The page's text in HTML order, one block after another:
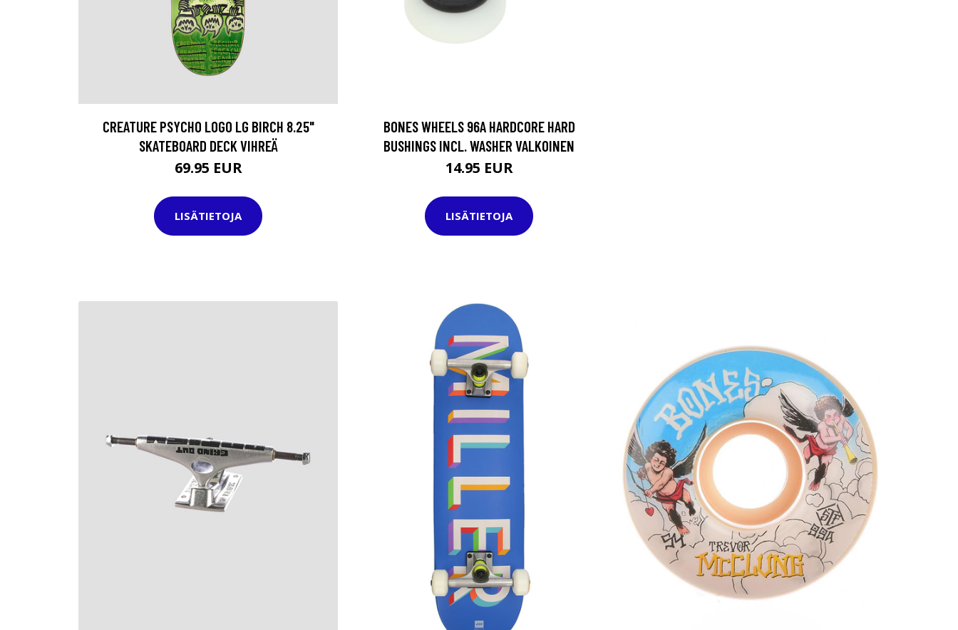
CREATURE PSYCHO LOGO LG BIRCH 8.25"
SKATEBOARD DECK VIHREÄ
69.95 EUR
LISÄTIETOJA
BONES WHEELS 96A HARDCORE HARD
BUSHINGS INCL. WASHER VALKOINEN
14.95 EUR
LISÄTIETOJA